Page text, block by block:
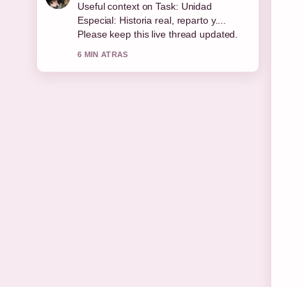
Useful context on Task: Unidad
Especial: Historia real, reparto y....
Please keep this live thread updated.
6 MIN ATRAS